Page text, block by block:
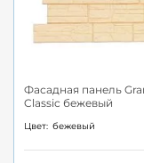
Фасадная панель
Classic бежевый
Цвет: бежевый